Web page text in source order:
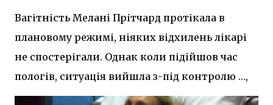
Вагітність Мелані Прітчард протікала в
плановому режимі, ніяких відхилень лікарі
не спостерігали. Однак коли підійшов час
пологів, ситуація вийшла з-під контролю …,